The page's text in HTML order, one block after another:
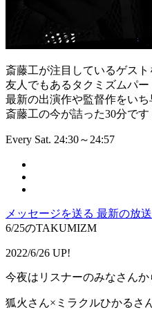
斎藤工が注目しているゲスト
友人でもあるタクミズムパー
最新の出演作や監督作をいち
斎藤工の今が詰った30分です
Every Sat. 24:30～24:57
メッセージを送る 最新の放送
6/25のTAKUMIZM
2022/6/26 UP!
今夜はリスナーのみなさんか
狐火さん×ミラクルひかるさ